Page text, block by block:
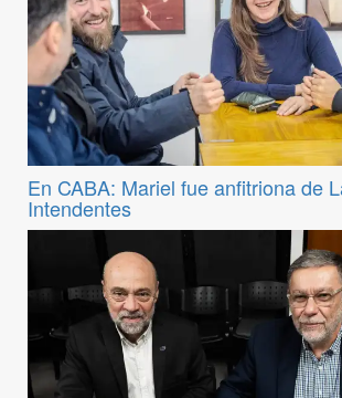
En CABA: Mariel fue anfitriona de
Intendentes